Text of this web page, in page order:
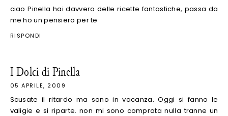
ciao Pinella hai davvero delle ricette fantastiche, passa da
me ho un pensiero per te
RISPONDI
I Dolci di Pinella
05 APRILE, 2009
Scusate il ritardo ma sono in vacanza. Oggi si fanno le
valigie e si riparte. non mi sono comprata nulla tranne un